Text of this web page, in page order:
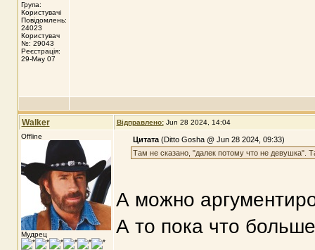
Група:
Користувачі
Повідомлень:
24023
Користувач
№: 29043
Реєстрація:
29-May 07
Walker Відправлено: Jun 28 2024, 14:04
Offline
Мудрец
Цитата(Ditto Gosha @ Jun 28 2024, 09:33)
Там не сказано, "далек потому что не девушка".
А можно
А то пока что